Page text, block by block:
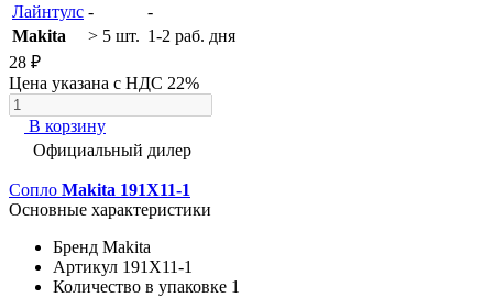
Лайнтулс -
-
Makita
> 5 шт. 1-2 раб. дня
28 ₽
Цена указана с НДС 22%
В корзину
Официальный дилер
Сопло Makita 191X11-1
Основные характеристики
Бренд Makita
Артикул 191X11-1
Количество в упаковке 1